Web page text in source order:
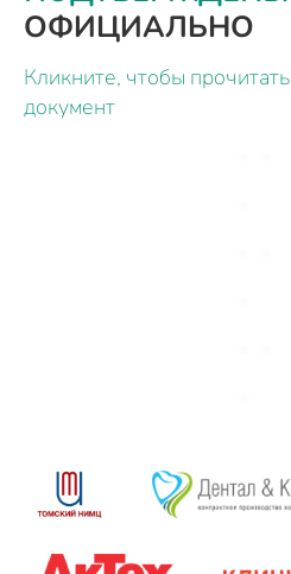
ОФИЦИАЛЬНО
Кликните, чтобы прочитать
документ